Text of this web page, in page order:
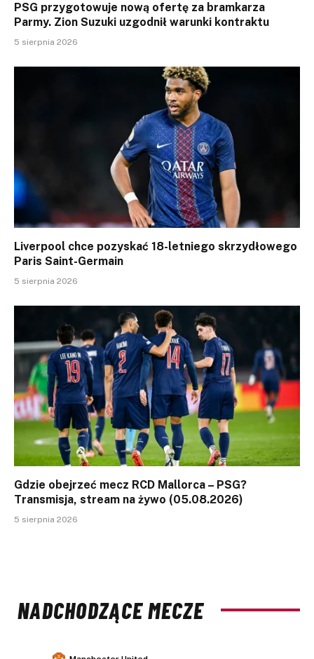
PSG przygotowuje nową ofertę za bramkarza
Parmy. Zion Suzuki uzgodnił warunki kontraktu
5 sierpnia 2026
Liverpool chce pozyskać 18-letniego skrzydłowego
Paris Saint-Germain
5 sierpnia 2026
Gdzie obejrzeć mecz RCD Mallorca – PSG?
Transmisja, stream na żywo (05.08.2026)
5 sierpnia 2026
NADCHODZĄCE MECZE